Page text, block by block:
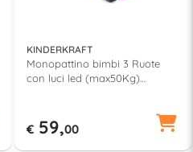
KINDERKRAFT
Monopattino bimbi 3 Ruote
con luci led (max50Kg)
€ 59,00